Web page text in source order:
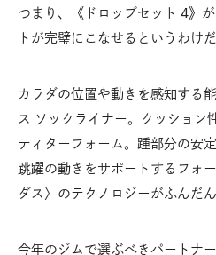
つまり、《ドロップセット 4》
トが完璧にこなせるというわけだ
カラダの位置や動きを感知する
ス ソックライナー。クッション
ティターフォーム。踵部分の安
跳躍の動きをサポートするフォ
ダス〉のテクノロジーがふんだ
今年のジムで選ぶべきパートナ